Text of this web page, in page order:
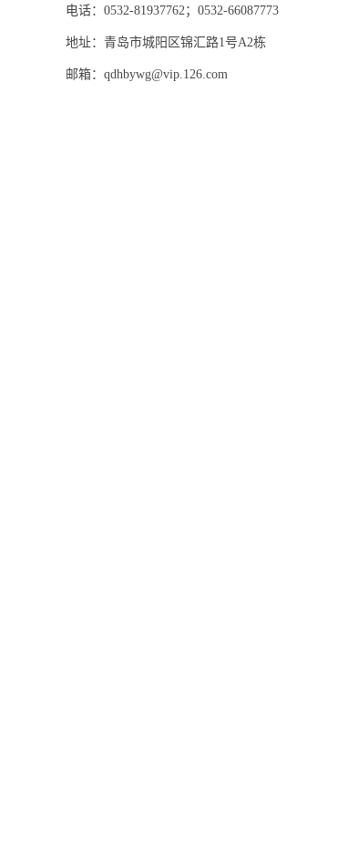
电话：0532-81937762；0532-66087773
地址：青岛市城阳区锦汇路1号A2栋
邮箱：qdhbywg@vip.126.com